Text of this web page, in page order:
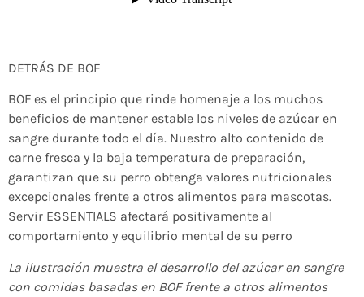
DETRÁS DE BOF
BOF es el principio que rinde homenaje a los muchos
beneficios de mantener estable los niveles de azúcar en
sangre durante todo el día. Nuestro alto contenido de
carne fresca y la baja temperatura de preparación,
garantizan que su perro obtenga valores nutricionales
excepcionales frente a otros alimentos para mascotas.
Servir ESSENTIALS afectará positivamente al
comportamiento y equilibrio mental de su perro
La ilustración muestra el desarrollo del azúcar en sangre
con comidas basadas en BOF frente a otros alimentos